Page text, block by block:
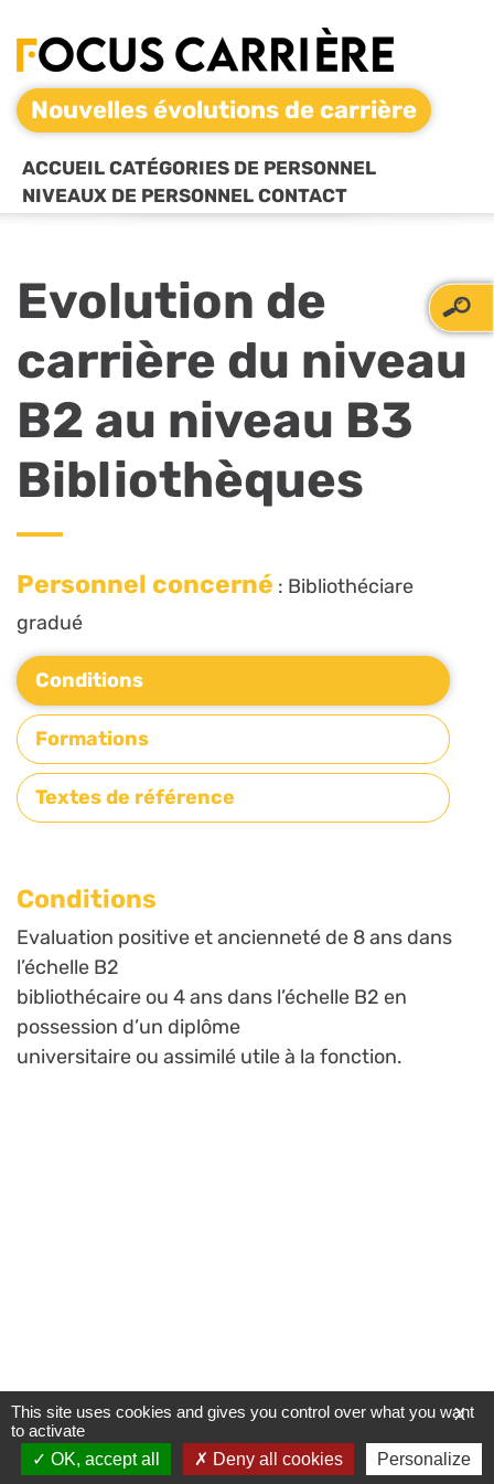
Nouvelles évolutions de carrière
ACCUEIL CATÉGORIES DE PERSONNEL
NIVEAUX DE PERSONNEL CONTACT
Evolution de
carrière du niveau
B2 au niveau B3
Bibliothèques
Personnel concerné : Bibliothéciare
gradué
Conditions
Formations
Textes de référence
Conditions
Evaluation positive et ancienneté de 8 ans dans
l’échelle B2
bibliothécaire ou 4 ans dans l’échelle B2 en
possession d’un diplôme
universitaire ou assimilé utile à la fonction.
X
This site uses cookies and gives you control over what you want
to activate
OK, accept all
Deny all cookies Personalize